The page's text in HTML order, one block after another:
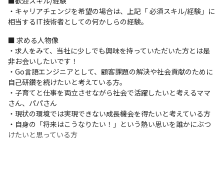
点）
・本人のキャリア希望に併せてチャレンジ可能なエンド直、元請
・単価／案件情報100％開示
・高還元率×賞与年3回＝業界でも高い給与水準を達成していま
す。
＜働きやすい環境＞
・残業少、年間休日130日（2022年実績）
・びずめし（健康支援を目的とした食事福利厚生支援）
・ママ、パパ応援
・副業OK実績多数
・リモートワーク相談可能
・キャリアチェンジを希望の場合は、上記「 必須スキル/経験」に
相当するIT技術者としての何かしらの経験。
■ 求める人物像
・求人をみて、当社に少しでも興味を持っていただいた方とは是
非お会いしたいです！
・Go言語エンジニアとして、顧客課題の解決や社会貢献のために
自己研鑽を続けたいと考えている方。
・子育てと仕事を両立させながら社会で活躍したいと考えるママ
さん、パパさん
・現状の環境では実現できない成長機会を得たいと考えている方
・自身の「将来はこうなりたい！」という熱い思いを誰かにぶつ
けたいと思っている方